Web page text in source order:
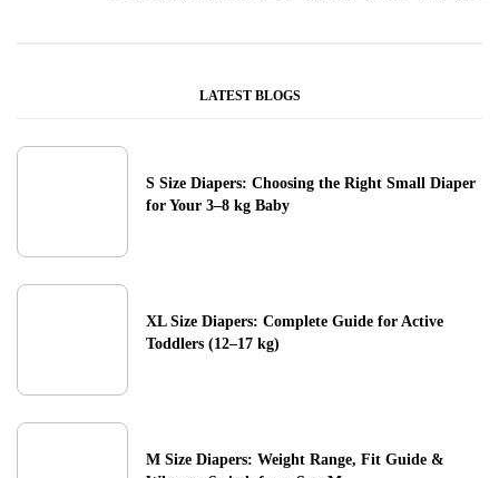
LATEST BLOGS
S Size Diapers: Choosing the Right Small Diaper
for Your 3–8 kg Baby
XL Size Diapers: Complete Guide for Active
Toddlers (12–17 kg)
M Size Diapers: Weight Range, Fit Guide &